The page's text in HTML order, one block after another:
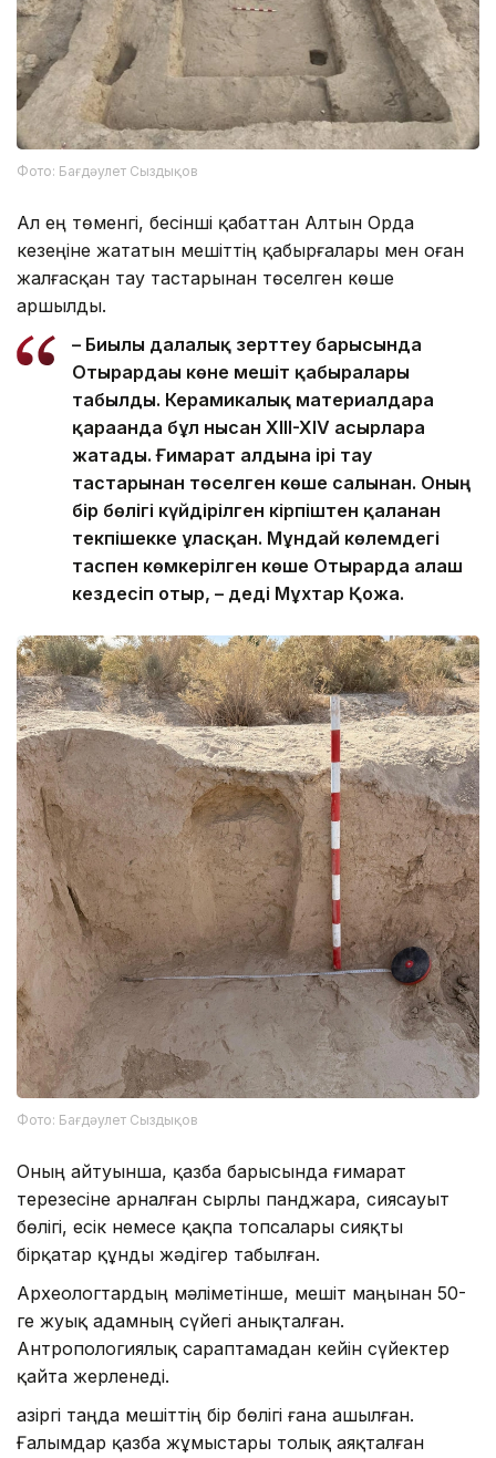
Фото: Бағдәулет Сыздықов
Ал ең төменгі, бесінші қабаттан Алтын Орда
кезеңіне жататын мешіттің қабырғалары мен оған
жалғасқан тау тастарынан төселген көше
аршылды.
– Биылғы далалық зерттеу барысында
Отырардағы көне мешіт қабырғалары
табылды. Керамикалық материалдарға
қарағанда бұл нысан XIII-XIV ғасырларға
жатады. Ғимарат алдына ірі тау
тастарынан төселген көше салынған. Оның
бір бөлігі күйдірілген кірпіштен қаланған
текпішекке ұласқан. Мұндай көлемдегі
таспен көмкерілген көше Отырарда алғаш
кездесіп отыр, – деді Мұхтар Қожа.
Фото: Бағдәулет Сыздықов
Оның айтуынша, қазба барысында ғимарат
терезесіне арналған сырлы панджара, сиясауыт
бөлігі, есік немесе қақпа топсалары сияқты
бірқатар құнды жәдігер табылған.
Археологтардың мәліметінше, мешіт маңынан 50-
ге жуық адамның сүйегі анықталған.
Антропологиялық сараптамадан кейін сүйектер
қайта жерленеді.
Қазіргі таңда мешіттің бір бөлігі ғана ашылған.
Ғалымдар қазба жұмыстары толық аяқталған